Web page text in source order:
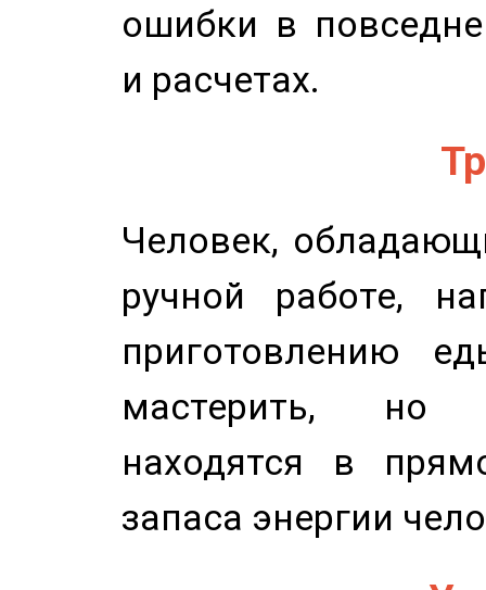
ошибки в
и расчетах.
Человек,
ручной работе,
приготовлению
мастерить, но
находятся в
запаса энергии